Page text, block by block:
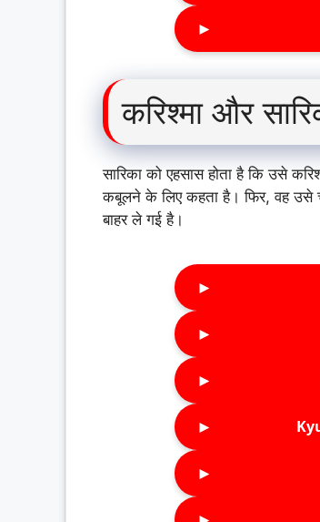
►
करिश्मा और
सारिका को एहसास होता है कि उसे
कबूलने के लिए कहता है। फिर, वह उसे
बाहर ले गई है।
►
►
►
►
►